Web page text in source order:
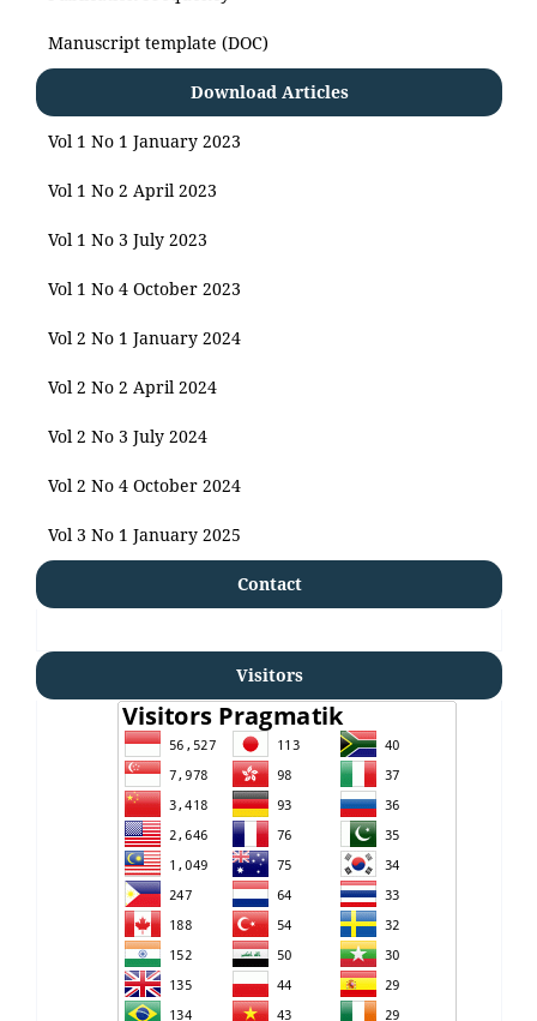
Manuscript template (DOC)
Download Articles
Vol 1 No 1 January 2023
Vol 1 No 2 April 2023
Vol 1 No 3 July 2023
Vol 1 No 4 October 2023
Vol 2 No 1 January 2024
Vol 2 No 2 April 2024
Vol 2 No 3 July 2024
Vol 2 No 4 October 2024
Vol 3 No 1 January 2025
Contact
Visitors